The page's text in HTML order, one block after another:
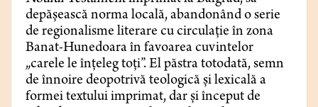
depășească norma locală, abandonând o serie
de regionalisme literare cu circulație în zona
Banat-Hunedoara în favoarea cuvintelor
„carele le înțeleg toți”. El păstra totodată, semn
de înnoire deopotrivă teologică și lexicală a
formei textului imprimat, dar și început de